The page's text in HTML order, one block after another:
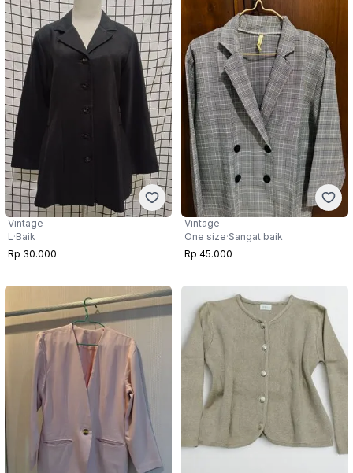
Vintage
L·Baik
Rp 30.000
Vintage
One size·Sangat baik
Rp 45.000